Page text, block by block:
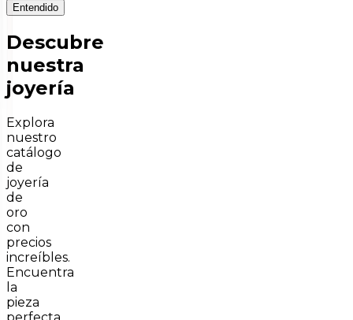
Entendido
Descubre
nuestra
joyería
Explora
nuestro
catálogo
de
joyería
de
oro
con
precios
increíbles.
Encuentra
la
pieza